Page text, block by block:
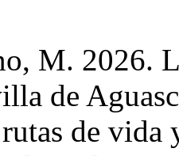
M. 2026.
de
de vida